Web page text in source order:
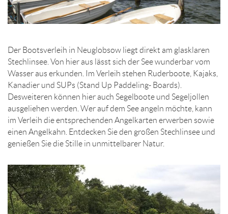
Der Bootsverleih in Neuglobsow liegt direkt am glasklaren
Stechlinsee. Von hier aus lässt sich der See wunderbar vom
Wasser aus erkunden. Im Verleih stehen Ruderboote, Kajaks,
Kanadier und SUPs (Stand Up Paddeling- Boards).
Desweiteren können hier auch Segelboote und Segeljollen
ausgeliehen werden. Wer auf dem See angeln möchte, kann
im Verleih die entsprechenden Angelkarten erwerben sowie
einen Angelkahn. Entdecken Sie den großen Stechlinsee und
genießen Sie die Stille in unmittelbarer Natur.